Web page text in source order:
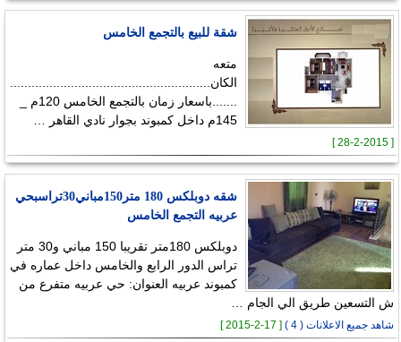
شقة للبيع بالتجمع الخامس
متعه
الكان........................................................
.......باسعار زمان بالتجمع الخامس 120م _
145م داخل كمبوند بجوار نادي القاهر …
[ 28-2-2015 ]
شقه دوبلكس 180 متر150مباني30تراسبحي
عربيه التجمع الخامس
دوبلكس 180متر تقريبا 150 مباني و30 متر
تراس الدور الرابع والخامس داخل عماره في
كمبوند عربيه العنوان: حي عربيه متفرع من
ش التسعين طريق الي الجام …
شاهد جميع الاعلانات ( 4 ) [ 17-2-2015 ]